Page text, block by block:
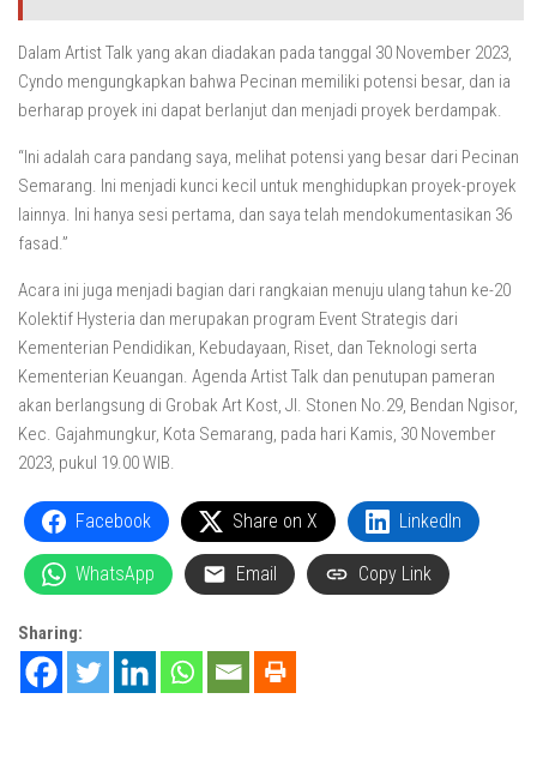
Dalam Artist Talk yang akan diadakan pada tanggal 30 November 2023,
Cyndo mengungkapkan bahwa Pecinan memiliki potensi besar, dan ia
berharap proyek ini dapat berlanjut dan menjadi proyek berdampak.
“Ini adalah cara pandang saya, melihat potensi yang besar dari Pecinan
Semarang. Ini menjadi kunci kecil untuk menghidupkan proyek-proyek
lainnya. Ini hanya sesi pertama, dan saya telah mendokumentasikan 36
fasad.”
Acara ini juga menjadi bagian dari rangkaian menuju ulang tahun ke-20
Kolektif Hysteria dan merupakan program Event Strategis dari
Kementerian Pendidikan, Kebudayaan, Riset, dan Teknologi serta
Kementerian Keuangan. Agenda Artist Talk dan penutupan pameran
akan berlangsung di Grobak Art Kost, Jl. Stonen No.29, Bendan Ngisor,
Kec. Gajahmungkur, Kota Semarang, pada hari Kamis, 30 November
2023, pukul 19.00 WIB.
Facebook Share on X LinkedIn
WhatsApp Email Copy Link
Sharing: